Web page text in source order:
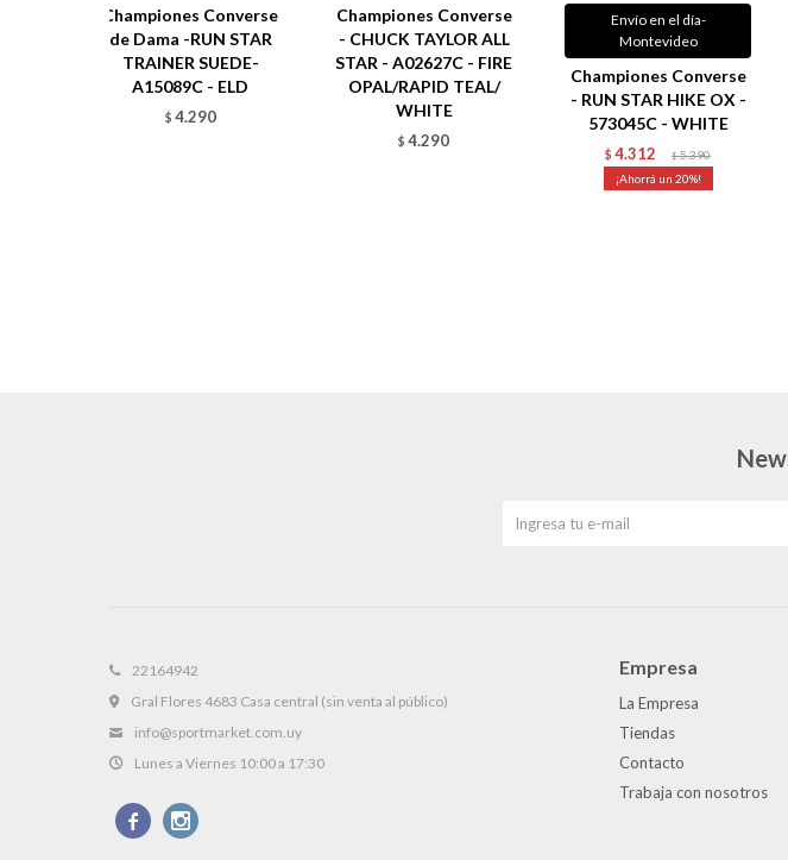
Championes Converse
de Dama -RUN STAR
TRAINER SUEDE-
A15089C - ELD
$ 4.290
Championes Converse
- CHUCK TAYLOR ALL
STAR - A02627C - FIRE
OPAL/RAPID TEAL/
WHITE
$ 4.290
Envío en el día-
Montevideo
Championes Converse
- RUN STAR HIKE OX -
573045C - WHITE
$ 4.312 $ 5.390
20
22164942
Gral Flores 4683 Casa central (sin venta al público)
info@sportmarket.com.uy
Lunes a Viernes 10:00 a 17:30
 
Empresa
La Empresa
Tiendas
Contacto
Trabaja con nosotros